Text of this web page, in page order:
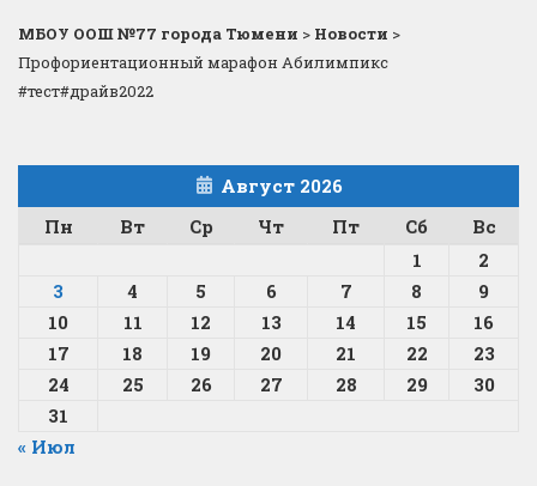
МБОУ ООШ №77 города Тюмени > Новости >
Профориентационный марафон Абилимпикс
#тест#драйв2022
Август 2026
Пн
Вт Ср Чт Пт Сб
Вс
1
2
3
4 5 6 7 8
9
10
11 12 13 14 15
16
17
18 19 20 21 22
23
24
25 26 27 28 29
30
31
« Июл